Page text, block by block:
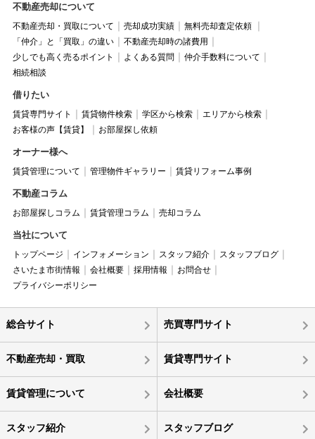
不動産売却について
不動産売却・買取について 売却成功実績
無料売却査定依頼
「仲介」と「買取」の違い
不動産売却時の諸費用
少しでも高く売るポイント
よくある質問
仲介手数料について
相続相談
借りたい
賃貸専門サイト 賃貸物件検索 学区から検索
エリアから検索
お客様の声【賃貸】
お部屋探し依頼
オーナー様へ
賃貸管理について 管理物件ギャラリー 賃貸リフォーム事例
不動産コラム
お部屋探しコラム 賃貸管理コラム 売却コラム
当社について
トップページ インフォメーション スタッフ紹介
スタッフブログ
さいたま市街情報
会社概要 採用情報
お問合せ
プライバシーポリシー
総合サイト 売買専門サイト
不動産売却・買取 賃貸専門サイト
賃貸管理について 会社概要
スタッフ紹介 スタッフブログ